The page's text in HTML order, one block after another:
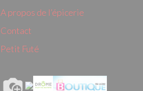
A propos de l’épicerie
Contact
Petit Futé